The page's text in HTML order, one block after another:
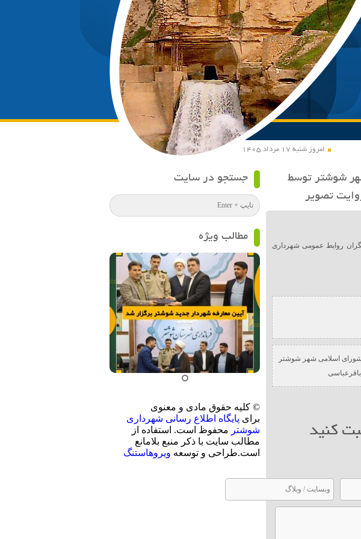
امروز شنبه ۱۷ مرداد ۱۴۰۵
شوشتر توسط
تصویر
روابط عمومی شهرداری
اسلامی شهر شوشتر
کنید
جستجو در سایت
مطالب ویژه
© کلیه حقوق مادی و معنوی
برای پایگاه اطلاع رسانی شهرداری
شوشتر محفوظ است. استفاده از
مطالب سایت با ذکر منبع بلامانع
است.طراحی و توسعه ویروهاستنگ